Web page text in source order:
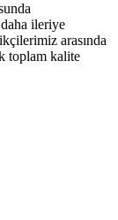
ileriye
arasında
toplam kalite